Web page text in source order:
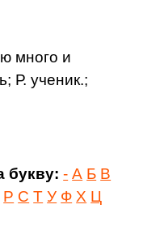
много и
Р. ученик.;
букву: - А Б В
Р С Т У Ф Х Ц